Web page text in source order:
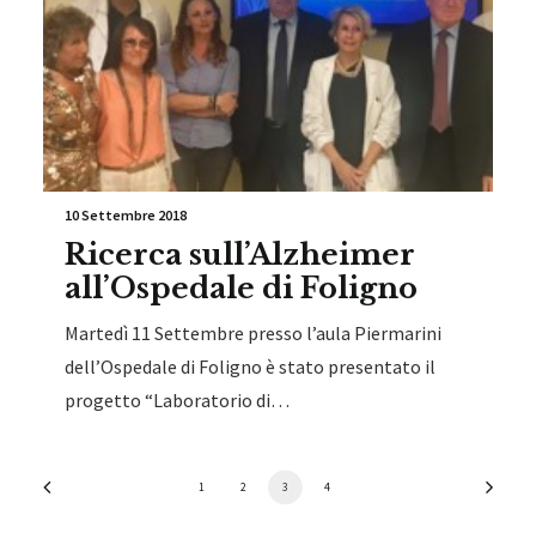
10 Settembre 2018
Ricerca sull’Alzheimer
all’Ospedale di Foligno
Martedì 11 Settembre presso l’aula Piermarini
dell’Ospedale di Foligno è stato presentato il
progetto “Laboratorio di…
1 2 3 4